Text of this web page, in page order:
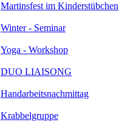
Martinsfest im Kinderstübchen
Winter - Seminar
Yoga - Workshop
DUO LIAISONG
Handarbeitsnachmittag
Krabbelgruppe